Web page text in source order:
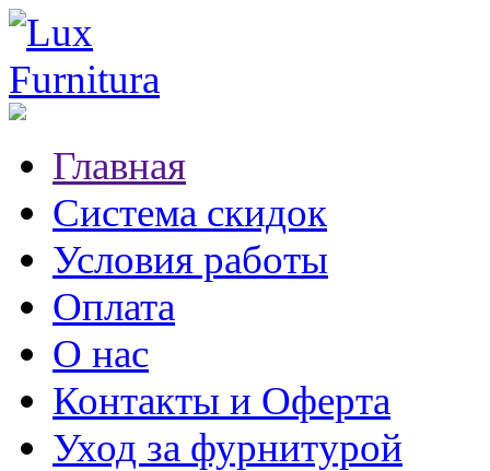
Главная
Система скидок
Условия работы
Оплата
О нас
Контакты и Оферта
Уход за фурнитурой